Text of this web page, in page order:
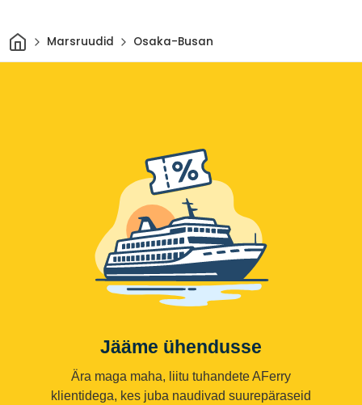
Avaleht
Marsruudid Osaka-Busan
Jääme ühendusse
Ära maga maha, liitu tuhandete AFerry
klientidega, kes juba naudivad suurepäraseid